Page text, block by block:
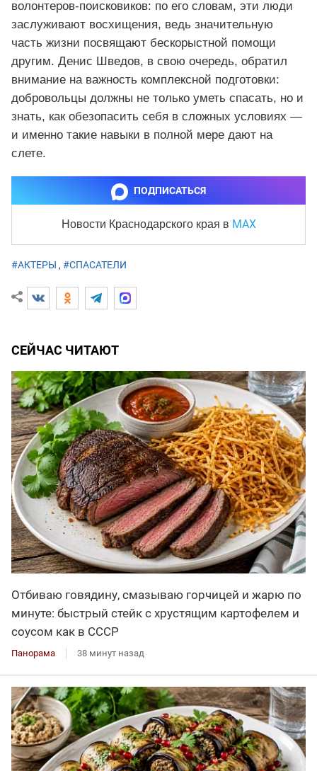
волонтеров‑поисковиков: по его словам, эти люди
заслуживают восхищения, ведь значительную
часть жизни посвящают бескорыстной помощи
другим. Денис Шведов, в свою очередь, обратил
внимание на важность комплексной подготовки:
добровольцы должны не только уметь спасать, но и
знать, как обезопасить себя в сложных условиях —
и именно такие навыки в полной мере дают на
слете.
ПОДПИСАТЬСЯ
Новости Краснодарского края в MAX
#АКТЕРЫ , #СПАСАТЕЛИ
СЕЙЧАС ЧИТАЮТ
Отбиваю говядину, смазываю горчицей и жарю по
минуте: быстрый стейк с хрустящим картофелем и
соусом как в СССР
Панорама 38 минут назад